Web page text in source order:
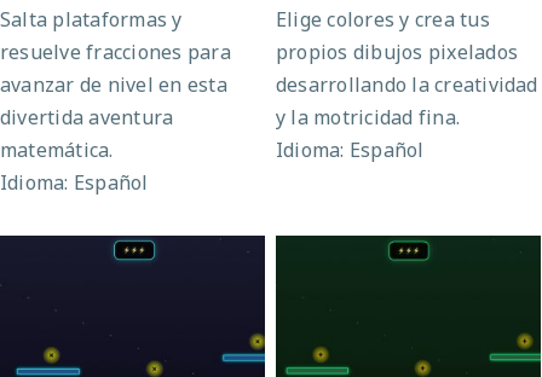
Salta plataformas y
resuelve fracciones para
avanzar de nivel en esta
divertida aventura
matemática.
Idioma: Español
Elige colores y crea tus
propios dibujos pixelados
desarrollando la creatividad
y la motricidad fina.
Idioma: Español
Ninja matemático